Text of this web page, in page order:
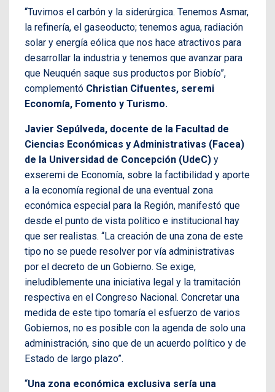
“Tuvimos el carbón y la siderúrgica. Tenemos Asmar,
la refinería, el gaseoducto; tenemos agua, radiación
solar y energía eólica que nos hace atractivos para
desarrollar la industria y tenemos que avanzar para
que Neuquén saque sus productos por Biobío”,
complementó Christian Cifuentes, seremi
Economía, Fomento y Turismo.
Javier Sepúlveda, docente de la Facultad de
Ciencias Económicas y Administrativas (Facea)
de la Universidad de Concepción (UdeC) y
exseremi de Economía, sobre la factibilidad y aporte
a la economía regional de una eventual zona
económica especial para la Región, manifestó que
desde el punto de vista político e institucional hay
que ser realistas. “La creación de una zona de este
tipo no se puede resolver por vía administrativas
por el decreto de un Gobierno. Se exige,
ineludiblemente una iniciativa legal y la tramitación
respectiva en el Congreso Nacional. Concretar una
medida de este tipo tomaría el esfuerzo de varios
Gobiernos, no es posible con la agenda de solo una
administración, sino que de un acuerdo político y de
Estado de largo plazo”.
“Una zona económica exclusiva sería una